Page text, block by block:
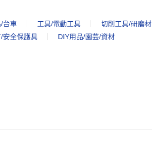
/台車 工具/電動工具 切削工具/研磨材
安全保護具 DIY用品/園芸/資材